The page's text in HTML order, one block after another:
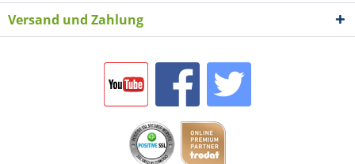
Versand und Zahlung